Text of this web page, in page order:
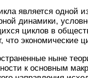
является одной
динамики,
циклов в
что экономические
ныне
к основным